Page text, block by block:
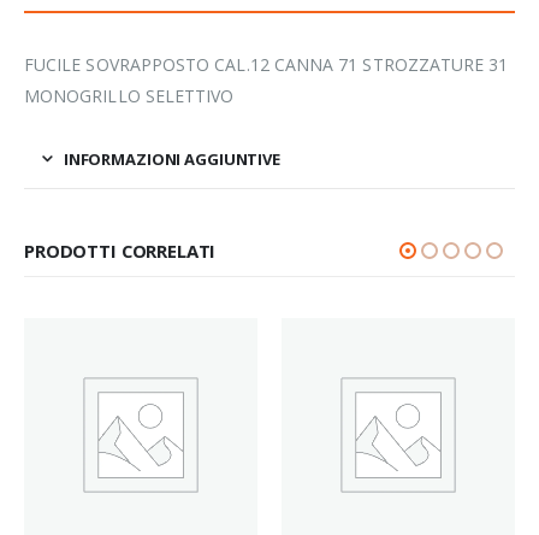
FUCILE SOVRAPPOSTO CAL.12 CANNA 71 STROZZATURE 31
MONOGRILLO SELETTIVO
INFORMAZIONI AGGIUNTIVE
PRODOTTI CORRELATI